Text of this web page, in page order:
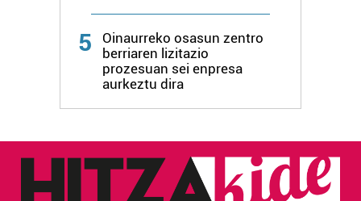
5
Oinaurreko osasun zentro
berriaren lizitazio
prozesuan sei enpresa
aurkeztu dira